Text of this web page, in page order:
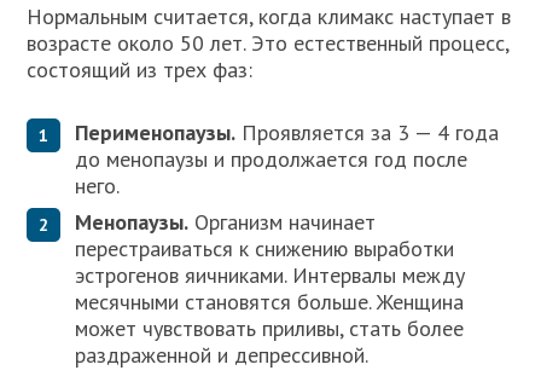
Нормальным считается, когда климакс наступает в
возрасте около 50 лет. Это естественный процесс,
состоящий из трех фаз:
Перименопаузы. Проявляется за 3 — 4 года
до менопаузы и продолжается год после
него.
Менопаузы. Организм начинает
перестраиваться к снижению выработки
эстрогенов яичниками. Интервалы между
месячными становятся больше. Женщина
может чувствовать приливы, стать более
раздраженной и депрессивной.